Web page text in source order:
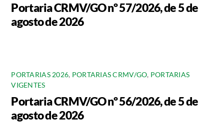
Portaria CRMV/GO nº 57/2026, de 5 de
agosto de 2026
PORTARIAS 2026, PORTARIAS CRMV/GO, PORTARIAS
VIGENTES
Portaria CRMV/GO nº 56/2026, de 5 de
agosto de 2026